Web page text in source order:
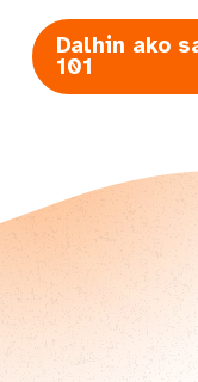
Dalhin ako
101